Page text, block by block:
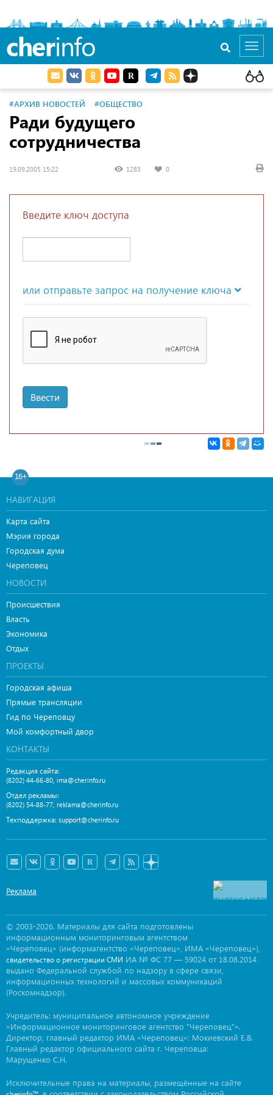
cherinfo
#АРХИВ НОВОСТЕЙ #ОБЩЕСТВО
Ради будущего
сотрудничества
19.09.2005 15:22 1283 0
Введите ключ доступа
или отправьте запрос на получение ключа
Ввести
16+
НАВИГАЦИЯ
Карта сайта
Мэрия города
Городская дума
Череповец
НОВОСТИ
Происшествия
Власть
Экономика
Отдых
ПРОЕКТЫ
Городская афиша
Прямые трансляции
Гид по Череповцу
Мой комфортный двор
КОНТАКТЫ
Редакция сайта:
(8202) 44-66-80 ima@cherinfo.ru
Отдел рекламы:
(8202) 54-88-77 reklama@cherinfo.ru
Техподдержка: support@cherinfo.ru
Реклама
© 2003-2026. Материалы для сайта подготовлены
информационным мониторинговым агентством
«Череповец» (информагентство «Череповец», ИМА «Череповец»),
свидетельство о регистрации СМИ ИА № ФС 77 — 59024 от 18.08.2014
выдано Федеральной службой по надзору в сфере связи,
информационных технологий и массовых коммуникаций
(Роскомнадзор).
Учредитель: муниципальное автономное учреждение
«Информационное мониторинговое агентство "Череповец"».
Директор, главный редактор ИМА «Череповец»: Мокиевский Е.В.
Главный редактор официального сайта г. Череповца:
Марущенко С.Н.
Исключительные права на материалы, размещённые на сайте